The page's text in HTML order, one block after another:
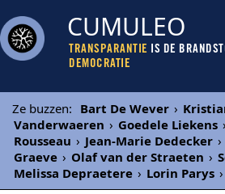
CUMULEO
TRANSPARANTIE IS DE
DEMOCRATIE
Ze buzzen: Bart De Wever ›
Vanderwaeren › Goedele Liekens ›
Rousseau › Jean-Marie Dedecker ›
Graeve › Olaf van der Straeten ›
Melissa Depraetere › Lorin Parys ›